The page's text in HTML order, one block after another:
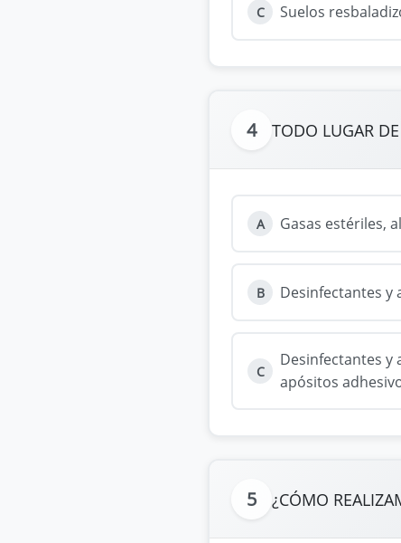
C Suelos
4 TODO LUGAR
A Gasas estériles,
B Desinfectantes y
C
Desinfectantes y
apósitos
5 ¿CÓMO